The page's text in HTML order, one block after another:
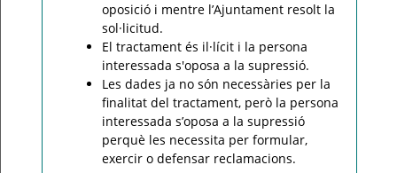
oposició i mentre l’Ajuntament resolt la
sol·licitud.
El tractament és il·lícit i la persona
interessada s'oposa a la supressió.
Les dades ja no són necessàries per la
finalitat del tractament, però la persona
interessada s’oposa a la supressió
perquè les necessita per formular,
exercir o defensar reclamacions.